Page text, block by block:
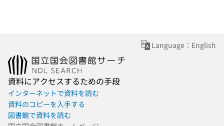
Language：English
資料にアクセスするための手段
インターネットで資料を読む
資料のコピーを入手する
図書館で資料を読む